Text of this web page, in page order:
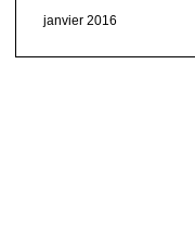
janvier 2016